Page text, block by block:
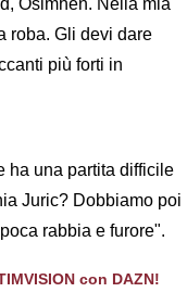
Osimhen. Nella mia
roba. Gli devi dare
più forti in
ha una partita difficile
Juric? Dobbiamo poi
rabbia e furore".
con DAZN!